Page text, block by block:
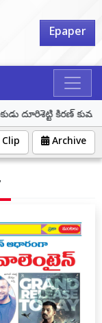
Epaper
కిరణ్
Archive